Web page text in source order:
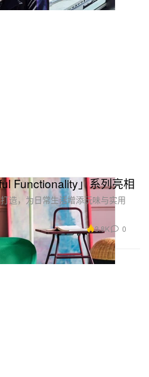
Functionality」系列亮相
造，为日常生活增添玩味与实用
3.8K 0